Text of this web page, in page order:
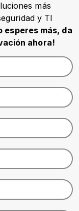
más
y TI
esperes más, da
ahora!